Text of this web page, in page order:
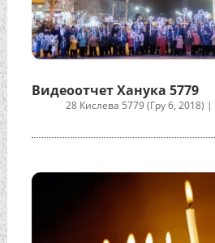
Видеоотчет Ханука 5779
28 Кислева 5779 (Гру 6, 2018) |